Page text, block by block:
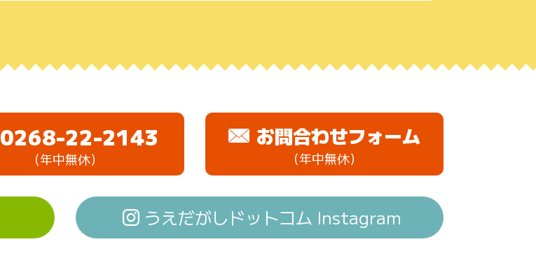
0268-22-2143
（年中無休）
お問合わせフォーム
（年中無休）
うえだがしドットコム Instagram